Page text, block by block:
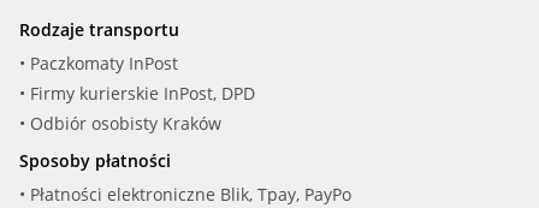
Rodzaje transportu
• Paczkomaty InPost
• Firmy kurierskie InPost, DPD
• Odbiór osobisty Kraków
Sposoby płatności
• Płatności elektroniczne Blik, Tpay, PayPo